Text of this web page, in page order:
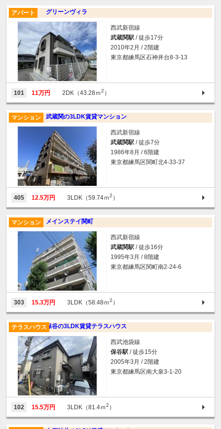
グリーンヴィラ
アパート
西武新宿線
武蔵関駅 / 徒歩17分
2010年2月 / 2階建
東京都練馬区石神井台8-3-13
101 11万円 2DK（43.28ｍ2 ）
武蔵関の3LDK賃貸マンション
マンション
西武新宿線
武蔵関駅 / 徒歩7分
1986年8月 / 6階建
東京都練馬区関町北4-33-37
405 12.5万円 3LDK（59.74ｍ2 ）
メインステイ関町
マンション
西武新宿線
武蔵関駅 / 徒歩16分
1995年3月 / 8階建
東京都練馬区関町南2-24-6
303 15.3万円 3LDK（58.48ｍ2 ）
保谷の3LDK賃貸テラスハウス
テラスハウス
西武池袋線
保谷駅 / 徒歩15分
2005年3月 / 2階建
東京都練馬区南大泉3-1-20
102 15.5万円 3LDK（81.4ｍ2 ）